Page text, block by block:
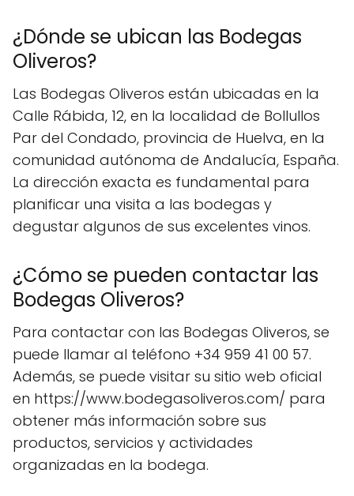
¿Dónde se ubican las Bodegas
Oliveros?
Las Bodegas Oliveros están ubicadas en la
Calle Rábida, 12, en la localidad de Bollullos
Par del Condado, provincia de Huelva, en la
comunidad autónoma de Andalucía, España.
La dirección exacta es fundamental para
planificar una visita a las bodegas y
degustar algunos de sus excelentes vinos.
¿Cómo se pueden contactar las
Bodegas Oliveros?
Para contactar con las Bodegas Oliveros, se
puede llamar al teléfono +34 959 41 00 57.
Además, se puede visitar su sitio web oficial
en https://www.bodegasoliveros.com/ para
obtener más información sobre sus
productos, servicios y actividades
organizadas en la bodega.